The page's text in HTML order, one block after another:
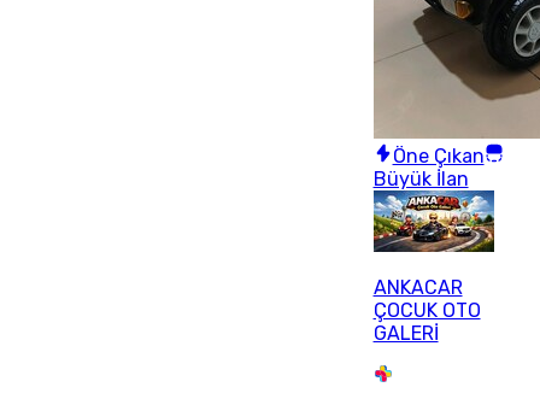
Öne Çıkan
Büyük İlan
ANKACAR
ÇOCUK OTO
GALERİ